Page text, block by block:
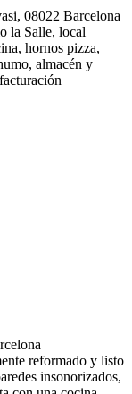
08022 Barcelona
la Salle, local
hornos pizza,
almacén y
reformado y listo
insonorizados,